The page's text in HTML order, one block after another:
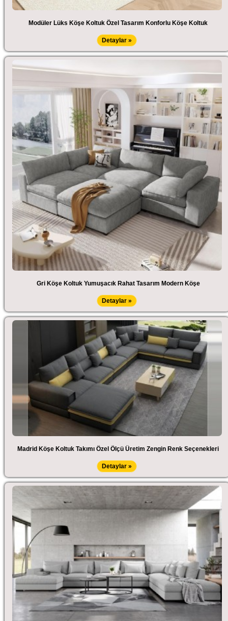
Modüler Lüks Köşe Koltuk Özel Tasarım Konforlu Köşe Koltuk
Detaylar »
Gri Köşe Koltuk Yumuşacık Rahat Tasarım Modern Köşe
Detaylar »
Madrid Köşe Koltuk Takımı Özel Ölçü Üretim Zengin Renk Seçenekleri
Detaylar »